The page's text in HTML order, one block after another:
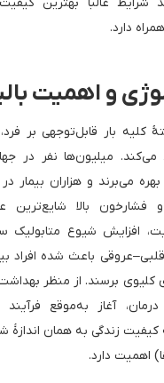
دارد.
و اهمیت
کلیه بار قابل‌توجهی بر
میلیون‌ها نفر در
می‌برند و هزاران بیمار
فشارخون بالا شایع‌ترین
افزایش شیوع متابولیک
قلبی–عروقی باعث شده افراد
کلیوی برسند. از منظر
آغاز به‌موقع
کیفیت زندگی به همان
اهمیت دارد.